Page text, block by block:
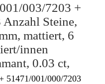
003/7203 +
Steine,
mattiert, 6
innen
0.03 ct,
51471/001/000/7203